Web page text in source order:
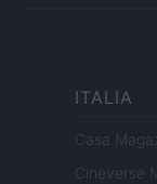
ITALIA
Casa
Cineverse